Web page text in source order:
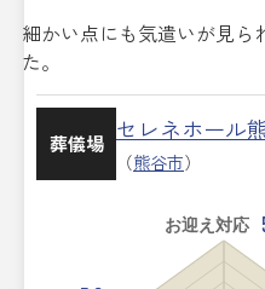
細かい点にも気遣いが見ら
た。
葬儀場 セレネホール
（熊谷市）
お迎え対応